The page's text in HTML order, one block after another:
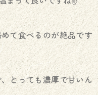
て食べるのが絶品です
とっても濃厚で甘いん